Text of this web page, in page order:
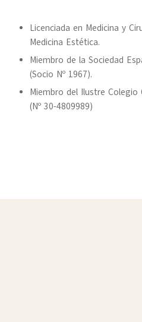
Licenciada en Medicina y
Medicina Estética.
Miembro de la Sociedad
(Socio Nº 1967).
Miembro del Ilustre Colegio
(Nº 30-4809989)